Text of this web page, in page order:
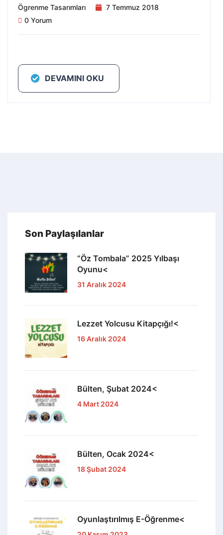
Ögrenme Tasarımları
7 Temmuz 2018
0 Yorum
DEVAMINI OKU
Son Paylaşılanlar
“Öz Tombala” 2025 Yılbaşı
Oyunu<
31 Aralık 2024
Lezzet Yolcusu Kitapçığı!<
16 Aralık 2024
Bülten, Şubat 2024<
4 Mart 2024
Bülten, Ocak 2024<
18 Şubat 2024
Oyunlaştırılmış E-Öğrenme<